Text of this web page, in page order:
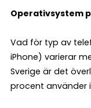
Operativsystem
Vad för typ av
iPhone) varierar
Sverige är det
procent använder